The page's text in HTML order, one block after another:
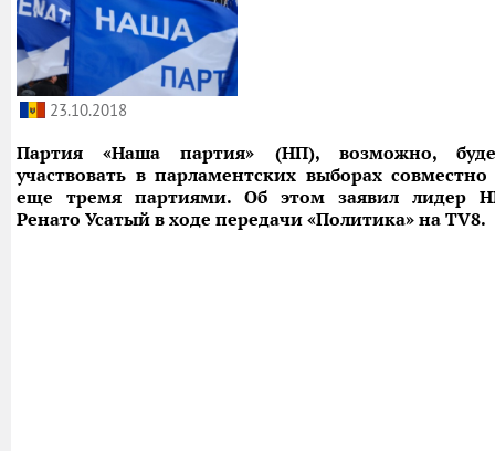
23.10.2018
Партия «Наша партия» (НП), возможно,
участвовать в парламентских выборах совместно
еще тремя партиями. Об этом заявил лидер
Ренато Усатый в ходе передачи «Политика» на TV8.